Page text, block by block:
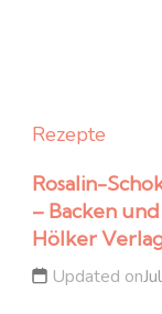
Rezepte
Rosalin-
– Backen
Hölker
Updated on